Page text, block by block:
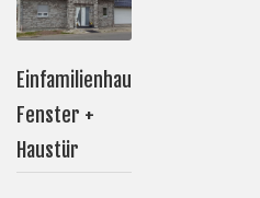
Einfamilienhaus
Fenster +
Haustür